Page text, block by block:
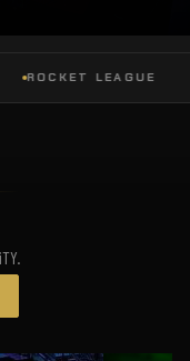
LEAGUE